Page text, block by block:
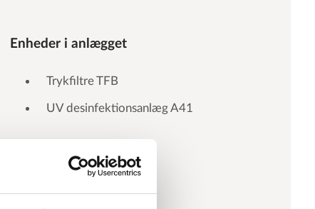
Enheder i anlægget
Trykfiltre TFB
UV desinfektionsanlæg A41